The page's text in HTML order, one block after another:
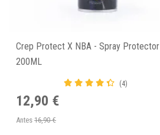
Crep Protect X NBA - Spray Protector
200ML
(4)
12,90 €
Antes 16,90 €